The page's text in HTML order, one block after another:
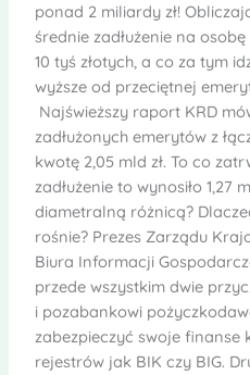
ponad 2 miliardy zł!
średnie zadłużenie na
10 tyś złotych, a co za tym
wyższe od przeciętnej
Najświeższy raport KRD
zadłużonych emerytów z
kwotę 2,05 mld zł. To co
zadłużenie to wynosiło 1,27
diametralną różnicą?
rośnie? Prezes Zarządu
Biura Informacji
przede wszystkim dwie
i pozabankowi
zabezpieczyć swoje finanse
rejestrów jak BIK czy BIG.